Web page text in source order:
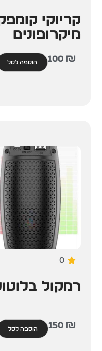
מיקרופונים
100 ₪ הוספה לסל
0
רמקול
150 ₪ הוספה לסל